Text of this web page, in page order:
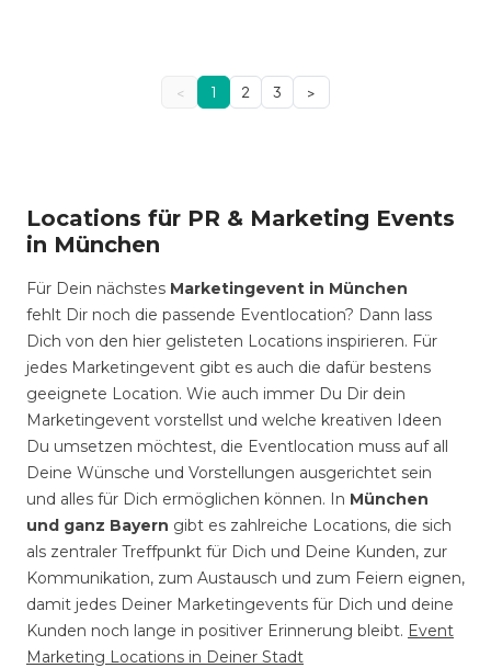
< 1 2 3 >
Locations für PR & Marketing Events
in München
Für Dein nächstes Marketingevent in München
fehlt Dir noch die passende Eventlocation? Dann lass
Dich von den hier gelisteten Locations inspirieren. Für
jedes Marketingevent gibt es auch die dafür bestens
geeignete Location. Wie auch immer Du Dir dein
Marketingevent vorstellst und welche kreativen Ideen
Du umsetzen möchtest, die Eventlocation muss auf all
Deine Wünsche und Vorstellungen ausgerichtet sein
und alles für Dich ermöglichen können. In München
und ganz Bayern gibt es zahlreiche Locations, die sich
als zentraler Treffpunkt für Dich und Deine Kunden, zur
Kommunikation, zum Austausch und zum Feiern eignen,
damit jedes Deiner Marketingevents für Dich und deine
Kunden noch lange in positiver Erinnerung bleibt. Event
Marketing Locations in Deiner Stadt